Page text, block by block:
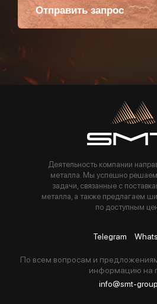
Отправить запрос
Пользуясь данной формой вы
Деятельность компании
металла. Мы успешно
задачи, связанные с
металла, а также предлагаем
по доступным
Telegram
По всем вопросам и
информацию на
info@smt-